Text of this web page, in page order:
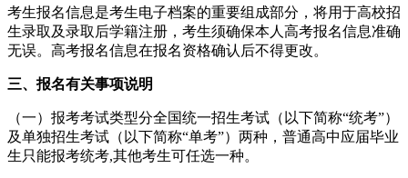
考生报名信息是考生电子档案的重要组成部分，将用于高校招
生录取及录取后学籍注册，考生须确保本人高考报名信息准确
无误。高考报名信息在报名资格确认后不得更改。
三、报名有关事项说明
（一）报考考试类型分全国统一招生考试（以下简称“统考”）
及单独招生考试（以下简称“单考”）两种，普通高中应届毕业
生只能报考统考,其他考生可任选一种。